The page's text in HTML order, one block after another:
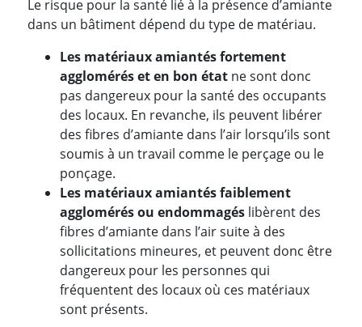
Le risque pour la santé lié à la présence d’amiante
dans un bâtiment dépend du type de matériau.
Les matériaux amiantés fortement
agglomérés et en bon état ne sont donc
pas dangereux pour la santé des occupants
des locaux. En revanche, ils peuvent libérer
des fibres d’amiante dans l’air lorsqu’ils sont
soumis à un travail comme le perçage ou le
ponçage.
Les matériaux amiantés faiblement
agglomérés ou endommagés libèrent des
fibres d’amiante dans l’air suite à des
sollicitations mineures, et peuvent donc être
dangereux pour les personnes qui
fréquentent des locaux où ces matériaux
sont présents.